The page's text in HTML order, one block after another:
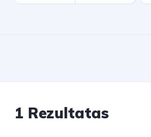
1 Rezultatas